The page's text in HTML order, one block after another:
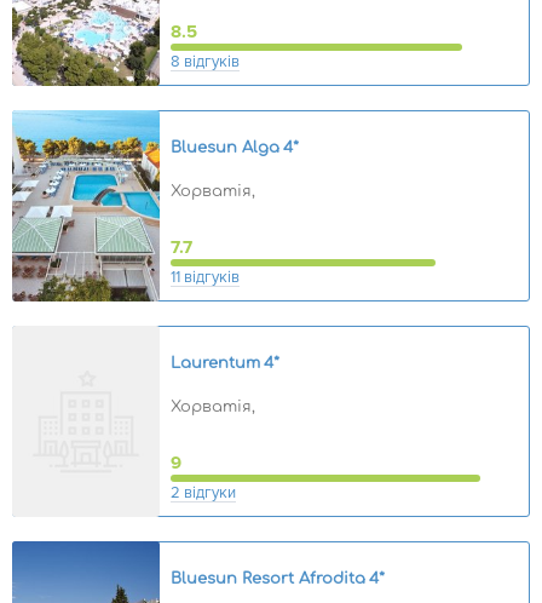
8.5
8 відгуків
Bluesun Alga 4*
Хорватія,
7.7
11 відгуків
Laurentum 4*
Хорватія,
9
2 відгуки
Bluesun Resort Afrodita 4*